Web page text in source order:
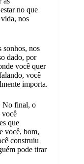
no que
nos
sonhos, nos
dado, por
você quer
você
importa.
No final, o
você
que
você, bom,
construiu
pode tirar